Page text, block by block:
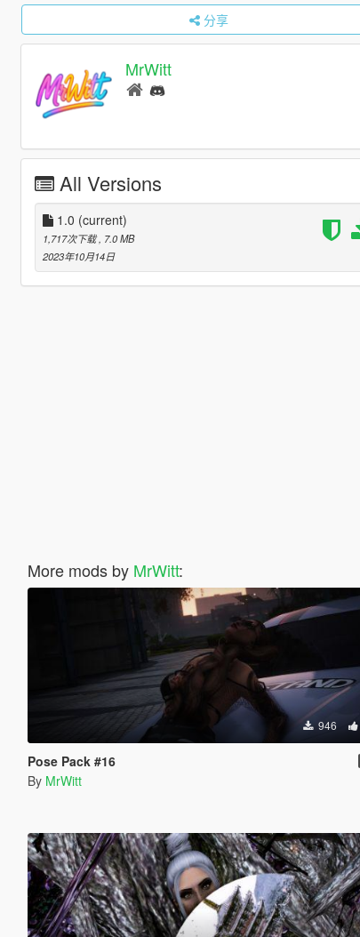
分享
MrWitt
All Versions
1.0 (current)
1,717次下载 , 7.0 MB
2023年10月14日
More mods by MrWitt:
946
Pose Pack #16
By MrWitt